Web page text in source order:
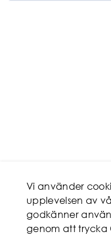
Vi använder
upplevelsen av
godkänner
genom att trycka